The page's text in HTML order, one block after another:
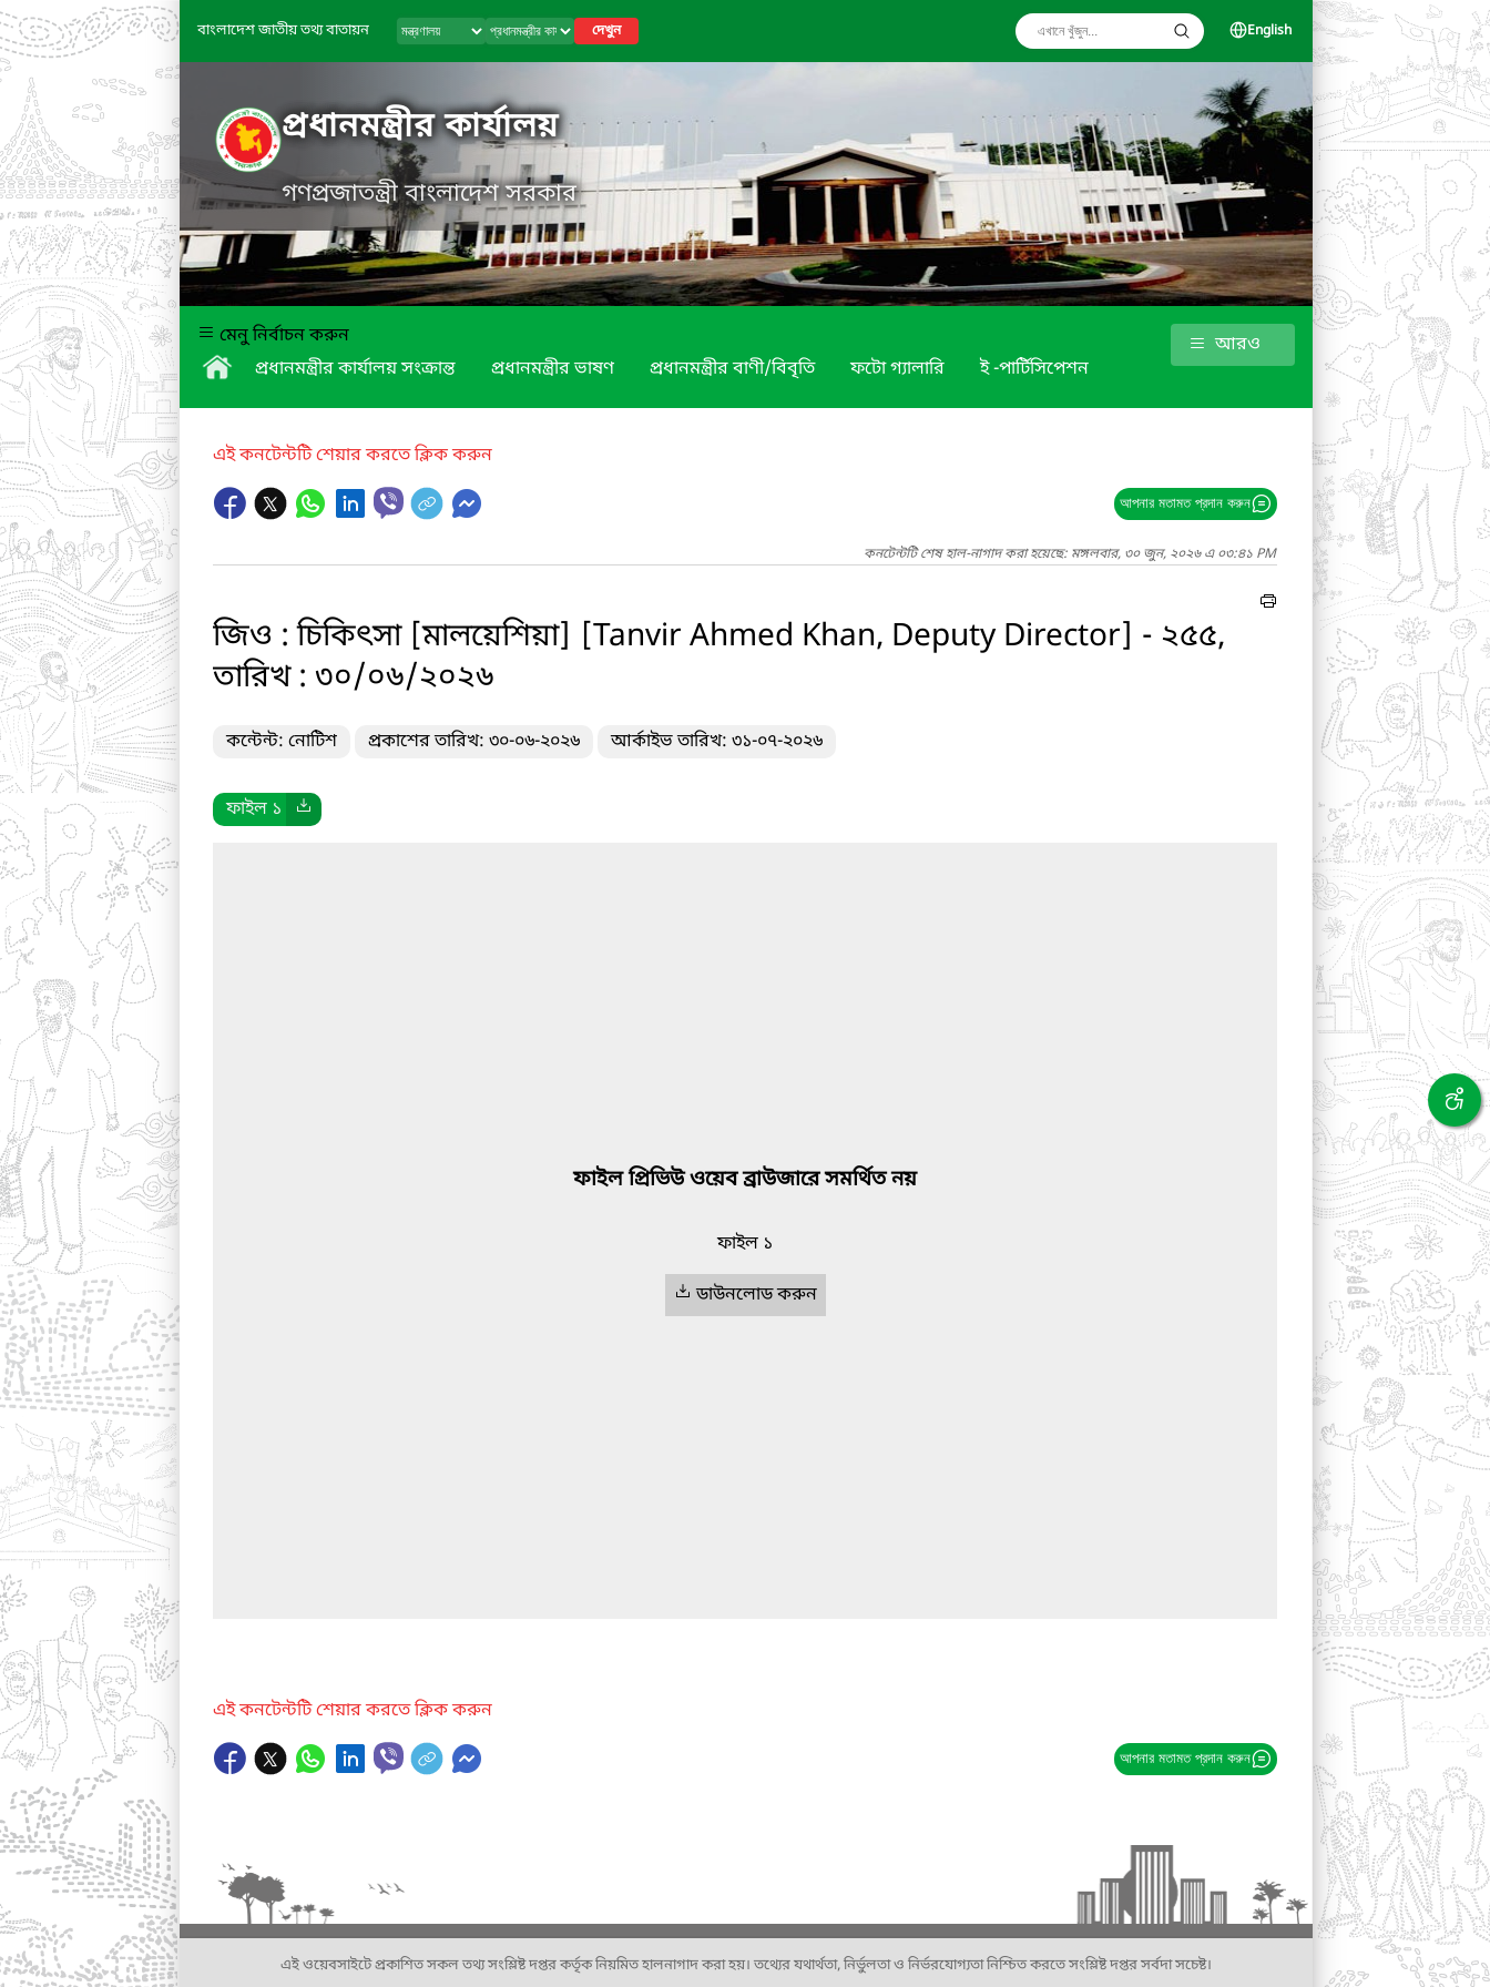
বাংলাদেশ জাতীয় তথ্য বাতায়ন দেখুন English
প্রধানমন্ত্রীর কার্যালয়
গণপ্রজাতন্ত্রী বাংলাদেশ সরকার
মেনু নির্বাচন করুন
প্রধানমন্ত্রীর কার্যালয় সংক্রান্ত
প্রধানমন্ত্রীর ভাষণ প্রধানমন্ত্রীর বাণী/বিবৃতি ফটো গ্যালারি ই -পার্টিসিপেশন
আরও
এই কনটেন্টটি শেয়ার করতে ক্লিক করুন
আপনার মতামত প্রদান করুন
কনটেন্টটি শেষ হাল-নাগাদ করা হয়েছে: মঙ্গলবার, ৩০ জুন, ২০২৬ এ ০৩:৪১ PM
জিও : চিকিৎসা [মালয়েশিয়া] [Tanvir Ahmed Khan, Deputy Director] - ২৫৫,
তারিখ : ৩০/০৬/২০২৬
কন্টেন্ট: নোটিশ প্রকাশের তারিখ: ৩০-০৬-২০২৬ আর্কাইভ তারিখ: ৩১-০৭-২০২৬
ফাইল ১
ফাইল প্রিভিউ ওয়েব ব্রাউজারে সমর্থিত নয়
ফাইল ১
ডাউনলোড করুন
এই কনটেন্টটি শেয়ার করতে ক্লিক করুন
আপনার মতামত প্রদান করুন
এই ওয়েবসাইটে প্রকাশিত সকল তথ্য সংশ্লিষ্ট দপ্তর কর্তৃক নিয়মিত হালনাগাদ করা হয়। তথ্যের যথার্থতা, নির্ভুলতা ও নির্ভরযোগ্যতা নিশ্চিত করতে সংশ্লিষ্ট দপ্তর সর্বদা সচেষ্ট।